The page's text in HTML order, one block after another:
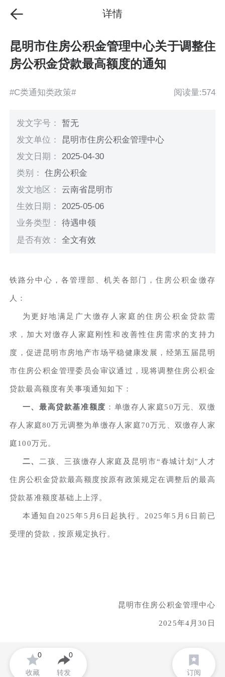
详情
昆明市住房公积金管理中心关于调整住
房公积金贷款最高额度的通知
#C类通知类政策# 阅读量:574
发文字号：暂无
发文单位： 昆明市住房公积金管理中心
发文日期： 2025-04-30
类别：住房公积金
发文地区： 云南省昆明市
生效日期： 2025-05-06
业务类型：待遇申领
是否有效：全文有效
铁路分中心，各管理部、机关各部门，住房公积金缴存
人：
为更好地满足广大缴存人家庭的住房公积金贷款需
求，加大对缴存人家庭刚性和改善性住房需求的支持力
度，促进昆明市房地产市场平稳健康发展，经第五届昆明
市住房公积金管理委员会审议通过，现将调整住房公积金
贷款最高额度有关事项通知如下：
一、最高贷款基准额度 ：单缴存人家庭50万元、双缴
存人家庭80万元调整为单缴存人家庭70万元、双缴存人家
庭100万元。
二、 二孩、三孩缴存人家庭及昆明市“春城计划”人才
住房公积金贷款最高额度按原有政策规定在调整后的最高
贷款基准额度基础上上浮。
本通知自2025年5月6日起执行。2025年5月6日前已
受理的贷款，按原规定执行。
昆明市住房公积金管理中心
2025年4月30日
收藏
0
转发
0
订阅